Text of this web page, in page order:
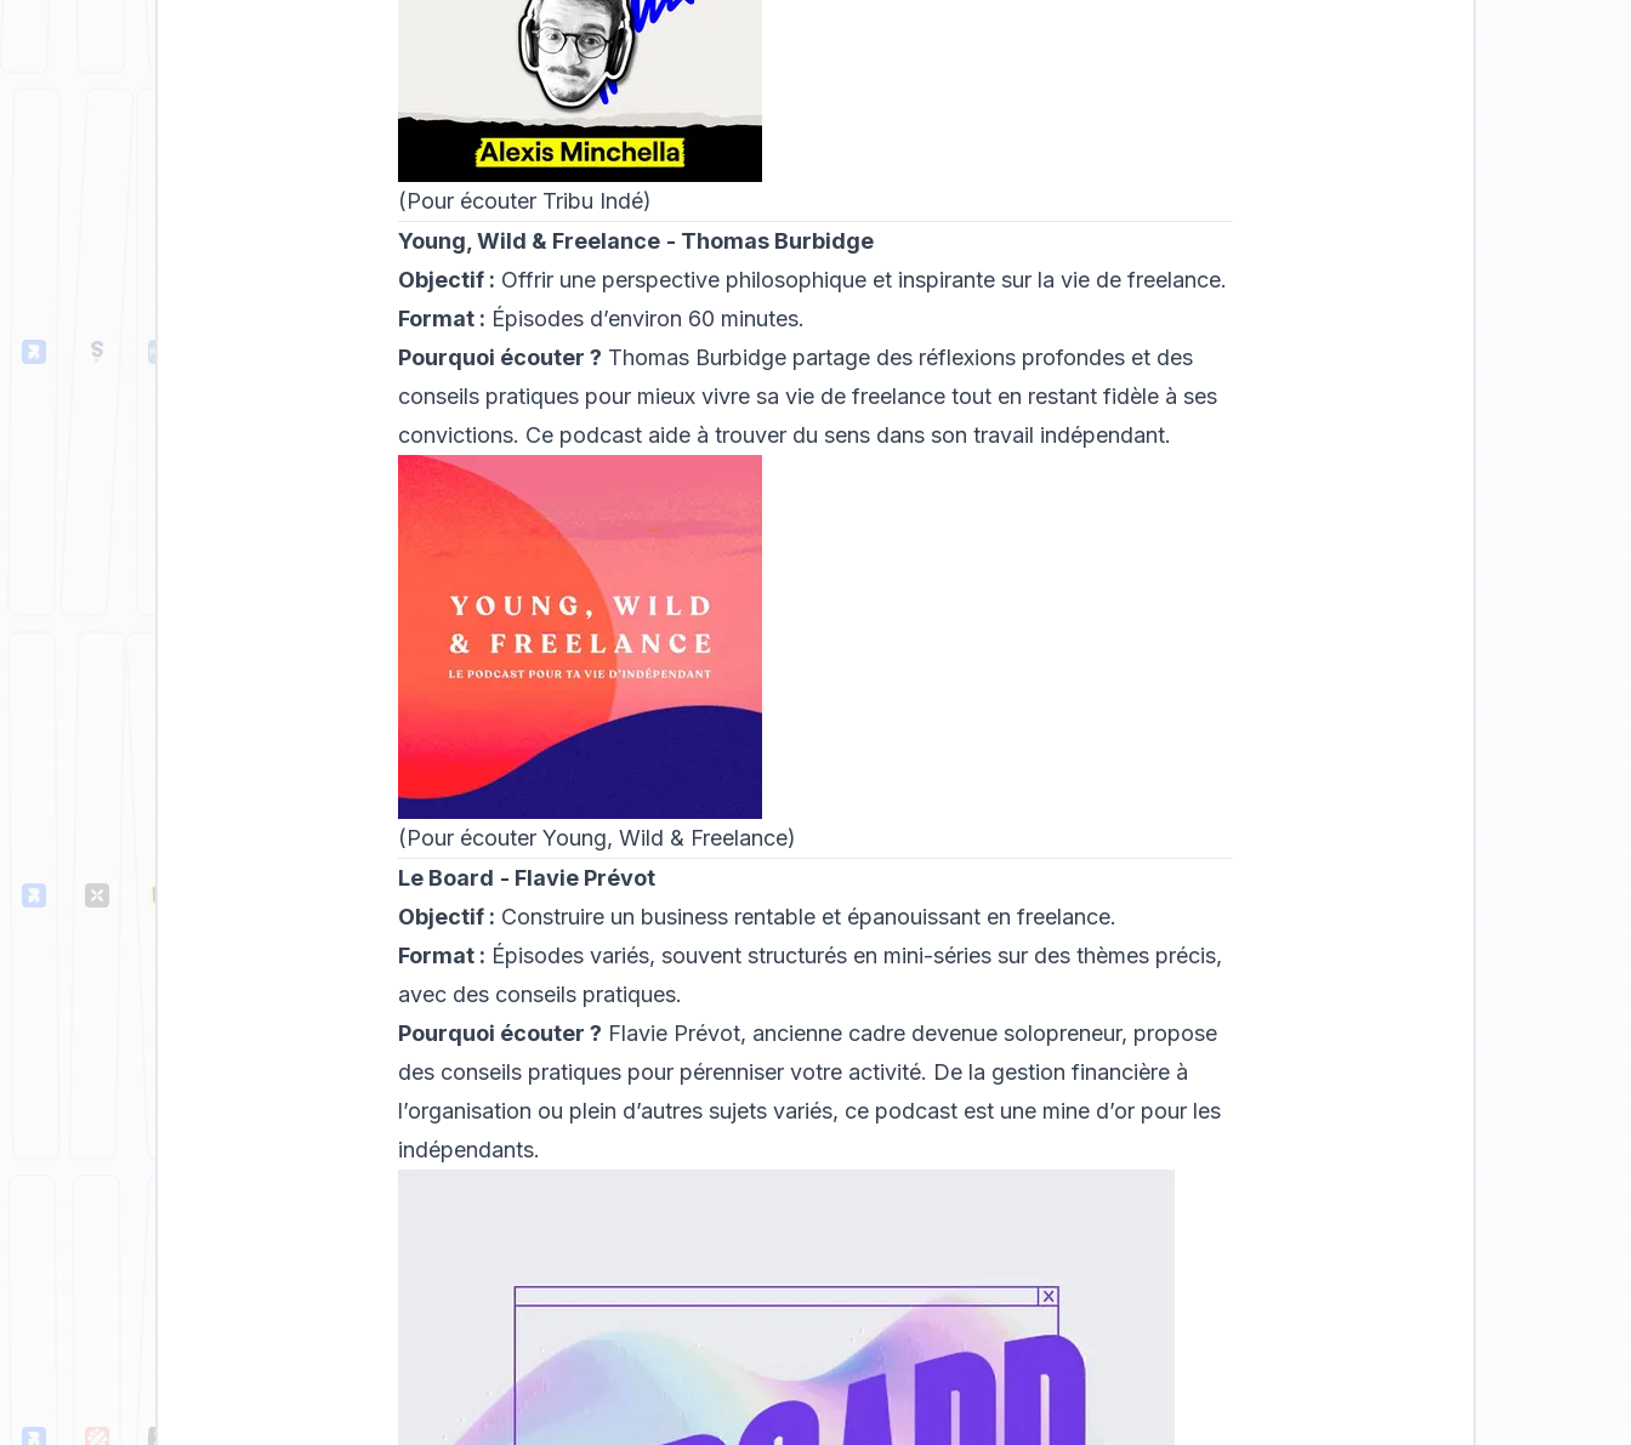
(Pour écouter Tribu Indé)
Young, Wild & Freelance - Thomas Burbidge
Objectif : Offrir une perspective philosophique et inspirante sur la vie de freelance.
Format : Épisodes d’environ 60 minutes.
Pourquoi écouter ? Thomas Burbidge partage des réflexions profondes et des
conseils pratiques pour mieux vivre sa vie de freelance tout en restant fidèle à ses
convictions. Ce podcast aide à trouver du sens dans son travail indépendant.
(Pour écouter Young, Wild & Freelance)
Le Board - Flavie Prévot
Objectif : Construire un business rentable et épanouissant en freelance.
Format : Épisodes variés, souvent structurés en mini-séries sur des thèmes précis,
avec des conseils pratiques.
Pourquoi écouter ? Flavie Prévot, ancienne cadre devenue solopreneur, propose
des conseils pratiques pour pérenniser votre activité. De la gestion financière à
l’organisation ou plein d’autres sujets variés, ce podcast est une mine d’or pour les
indépendants.